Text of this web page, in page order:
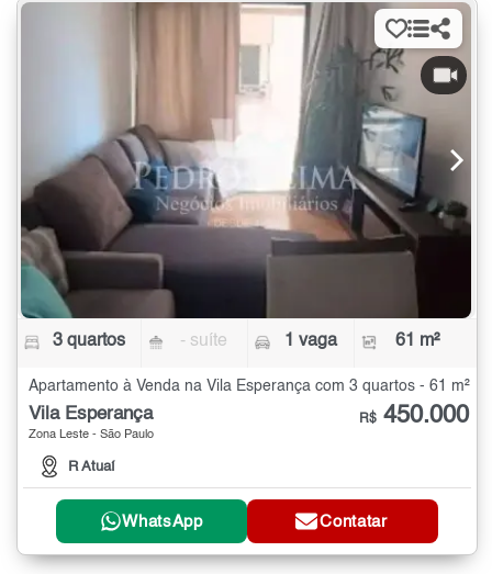
3 quartos - suíte 1 vaga 61 m²
Apartamento à Venda na Vila Esperança com 3 quartos - 61 m²
Vila Esperança
Zona Leste - São Paulo
R Atuaí
R$ 450.000
WhatsApp Contatar